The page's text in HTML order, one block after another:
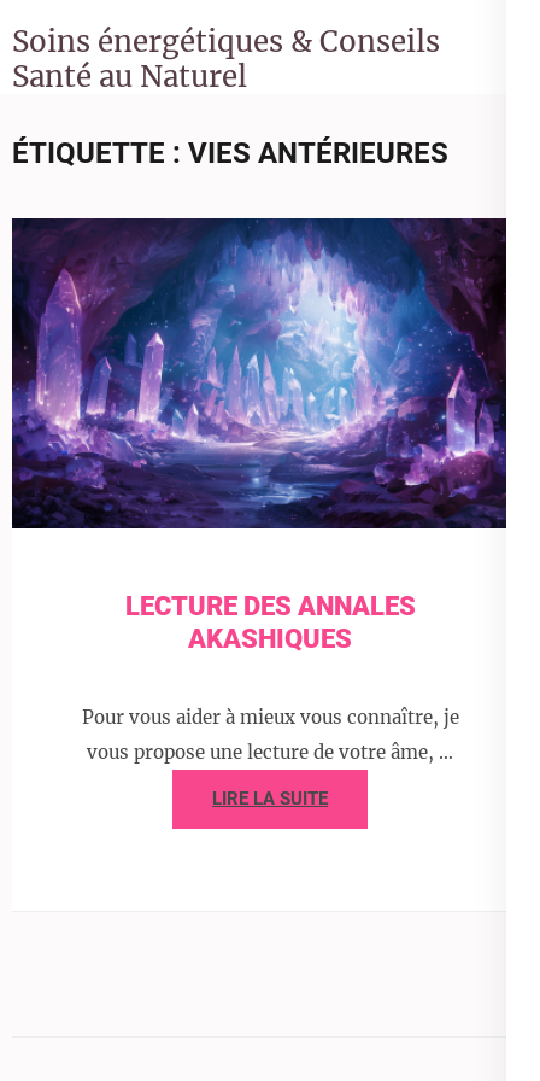
Soins énergétiques & Conseils
Santé au Naturel
ÉTIQUETTE : VIES ANTÉRIEURES
LECTURE DES ANNALES
AKASHIQUES
Pour vous aider à mieux vous connaître, je
vous propose une lecture de votre âme, …
LIRE LA SUITE